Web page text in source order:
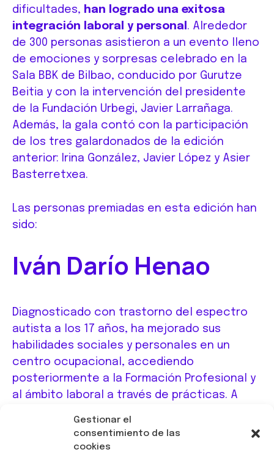
Gestionar el
consentimiento de las
cookies
dificultades, han logrado una exitosa
integración laboral y personal . Alrededor
de 300 personas asistieron a un evento lleno
de emociones y sorpresas celebrado en la
Sala BBK de Bilbao, conducido por Gurutze
Beitia y con la intervención del presidente
de la Fundación Urbegi, Javier Larrañaga.
Además, la gala contó con la participación
de los tres galardonados de la edición
anterior: Irina González, Javier López y Asier
Basterretxea.
Las personas premiadas en esta edición han
sido:
Iván Darío Henao
Diagnosticado con trastorno del espectro
autista a los 17 años, ha mejorado sus
habilidades sociales y personales en un
centro ocupacional, accediendo
posteriormente a la Formación Profesional y
al ámbito laboral a través de prácticas. A
consigo, se incorporó como conserje en la
clínica IMQ de Zorrozaurre, superando miedos